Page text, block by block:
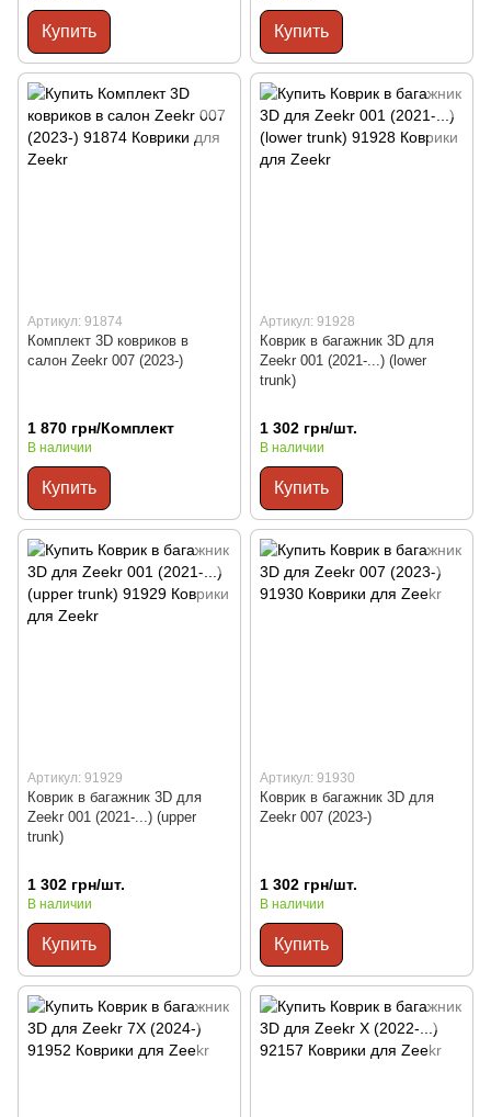
Купить Купить
Артикул: 91874
Комплект 3D ковриков в
салон Zeekr 007 (2023-)
1 870 грн/Комплект
В наличии
Купить
Артикул: 91928
Коврик в багажник 3D для
Zeekr 001 (2021-...) (lower
trunk)
1 302 грн/шт.
В наличии
Купить
Артикул: 91929
Коврик в багажник 3D для
Zeekr 001 (2021-...) (upper
trunk)
1 302 грн/шт.
В наличии
Купить
Артикул: 91930
Коврик в багажник 3D для
Zeekr 007 (2023-)
1 302 грн/шт.
В наличии
Купить